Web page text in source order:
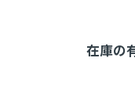
在庫の